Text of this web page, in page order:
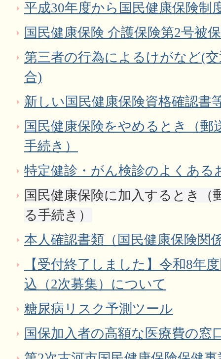
平成30年度から国民健康保険制
国民健康保険 介護保険第2号被
第三者の行為によるけがなど(
合)
新しい国民健康保険資格確認書
国民健康保険をやめるとき（
手続き）
特定健診・がん検診のよくある
国民健康保険に加入するとき（
る手続き）
本人確認書類（国民健康保険関
【受付終了しました】令和8年
込（2次募集）について
糖尿病リスク予測ツール
国保加入者の高額な医療費の窓